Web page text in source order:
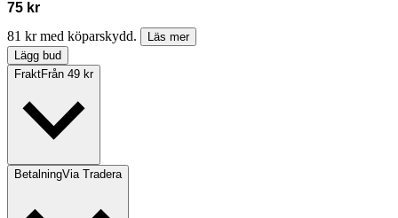
75 kr
81 kr med köparskydd.
Läs mer
Lägg bud
FraktFrån 49 kr
BetalningVia Tradera